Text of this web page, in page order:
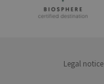
Legal notice